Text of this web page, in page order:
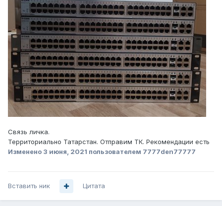
Связь личка.
Территориально Татарстан. Отправим ТК. Рекоменд ации ес ть
Изменено 3 июня, 2021 пользователем 7777den77777
Вставить ник Цитата